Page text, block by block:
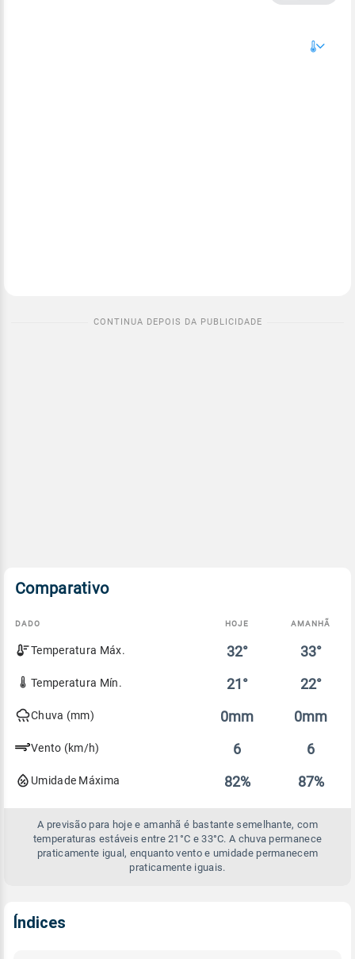
Comparativo
Comparativo
entre
previsão
hoje
DADO HOJE AMANHÃ
Temperatura Máx. 32° 33°
Temperatura Mín. 21° 22°
Chuva (mm) 0mm 0mm
Vento (km/h) 6 6
Umidade Máxima 82% 87%
A previsão para hoje e amanhã é bastante semelhante, com
temperaturas estáveis entre 21°C e 33°C. A chuva permanece
praticamente igual, enquanto vento e umidade permanecem
praticamente iguais.
Índices